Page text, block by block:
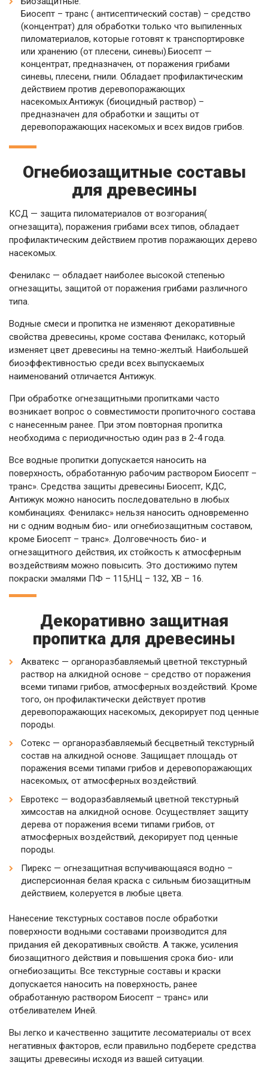
Биосепт – транс ( антисептический состав) – средство
(концентрат) для обработки только что выпиленных
пиломатериалов, которые готовят к транспортировке
или хранению (от плесени, синевы).Биосепт —
концентрат, предназначен, от поражения грибами
синевы, плесени, гнили. Обладает профилактическим
действием против деревопоражающих
насекомых.Антижук (биоцидный раствор) –
предназначен для обработки и защиты от
деревопоражающих насекомых и всех видов грибов.
Огнебиозащитные составы
для древесины
КСД — защита пиломатериалов от возгорания(
огнезащита), поражения грибами всех типов, обладает
профилактическим действием против поражающих дерево
насекомых.
Фенилакс — обладает наиболее высокой степенью
огнезащиты, защитой от поражения грибами различного
типа.
Водные смеси и пропитка не изменяют декоративные
свойства древесины, кроме состава Фенилакс, который
изменяет цвет древесины на темно-желтый. Наибольшей
биоэффективностью среди всех выпускаемых
наименований отличается Антижук.
При обработке огнезащитными пропитками часто
возникает вопрос о совместимости пропиточного состава
с нанесенным ранее. При этом повторная пропитка
необходима с периодичностью один раз в 2-4 года.
Все водные пропитки допускается наносить на
поверхность, обработанную рабочим раствором Биосепт –
транс». Средства защиты древесины Биосепт, КДС,
Антижук можно наносить последовательно в любых
комбинациях. Фенилакс» нельзя наносить одновременно
ни с одним водным био- или огнебиозащитным составом,
кроме Биосепт – транс». Долговечность био- и
огнезащитного действия, их стойкость к атмосферным
воздействиям можно повысить. Это достижимо путем
покраски эмалями ПФ – 115,НЦ – 132, ХВ – 16.
Декоративно защитная
пропитка для древесины
Акватекс — органоразбавляемый цветной текстурный
раствор на алкидной основе – средство от поражения
всеми типами грибов, атмосферных воздействий. Кроме
того, он профилактически действует против
деревопоражающих насекомых, декорирует под ценные
породы.
Сотекс — органоразбавляемый бесцветный текстурный
состав на алкидной основе. Защищает площадь от
поражения всеми типами грибов и деревопоражающих
насекомых, от атмосферных воздействий.
Евротекс — водоразбавляемый цветной текстурный
химсостав на алкидной основе. Осуществляет защиту
дерева от поражения всеми типами грибов, от
атмосферных воздействий, декорирует под ценные
породы.
Пирекс — огнезащитная вспучивающаяся водно –
дисперсионная белая краска с сильным биозащитным
действием, колеруется в любые цвета.
Нанесение текстурных составов после обработки
поверхности водными составами производится для
придания ей декоративных свойств. А также, усиления
биозащитного действия и повышения срока био- или
огнебиозащиты. Все текстурные составы и краски
допускается наносить на поверхность, ранее
обработанную раствором Биосепт – транс» или
отбеливателем Иней.
Вы легко и качественно защитите лесоматериалы от всех
негативных факторов, если правильно подберете средства
защиты древесины исходя из вашей ситуации.